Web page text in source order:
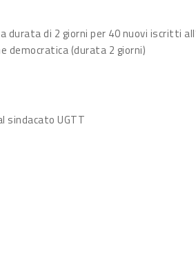
di 2 giorni per 40 nuovi iscritti
democratica (durata 2 giorni)
sindacato UGTT